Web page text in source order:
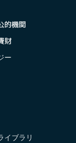
的機関
財
ー
イブラリ